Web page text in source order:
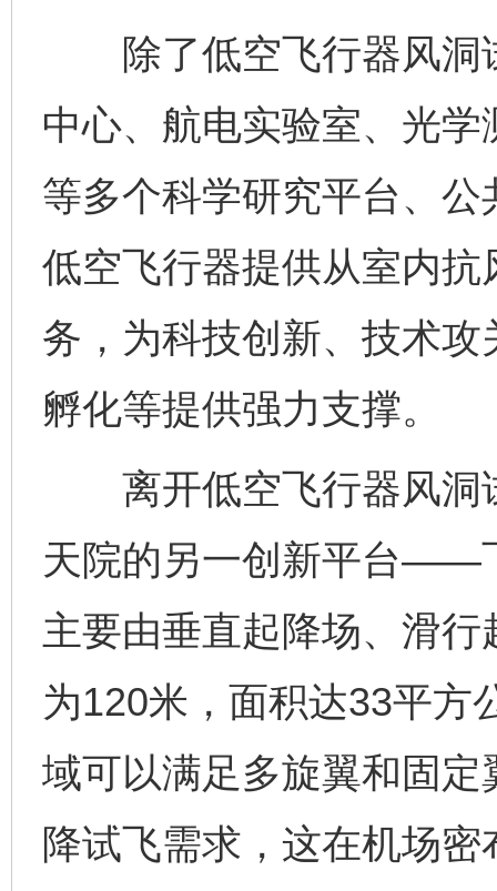
除了低空飞行器风洞
中心、航电实验室、光
等多个科学研究平台、
低空飞行器提供从室内
务，为科技创新、技术
孵化等提供强力支撑。
离开低空飞行器风洞
天院的另一创新平台——
主要由垂直起降场、滑
为120米，面积达33平方
域可以满足多旋翼和固
降试飞需求，这在机场